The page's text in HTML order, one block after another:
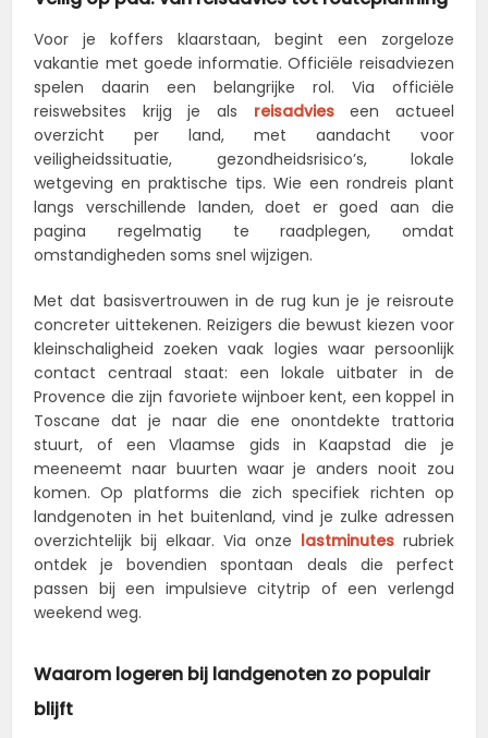
Voor je koffers klaarstaan, begint een zorgeloze
vakantie met goede informatie. Officiële reisadviezen
spelen daarin een belangrijke rol. Via officiële
reiswebsites krijg je als reisadvieseen actueel
overzicht per land, met aandacht voor
veiligheidssituatie, gezondheidsrisico’s, lokale
wetgeving en praktische tips. Wie een rondreis plant
langs verschillende landen, doet er goed aan die
pagina regelmatig te raadplegen, omdat
omstandigheden soms snel wijzigen.
Met dat basisvertrouwen in de rug kun je je reisroute
concreter uittekenen. Reizigers die bewust kiezen voor
kleinschaligheid zoeken vaak logies waar persoonlijk
contact centraal staat: een lokale uitbater in de
Provence die zijn favoriete wijnboer kent, een koppel in
Toscane dat je naar die ene onontdekte trattoria
stuurt, of een Vlaamse gids in Kaapstad die je
meeneemt naar buurten waar je anders nooit zou
komen. Op platforms die zich specifiek richten op
landgenoten in het buitenland, vind je zulke adressen
overzichtelijk bij elkaar. Via onze lastminutesrubriek
ontdek je bovendien spontaan deals die perfect
passen bij een impulsieve citytrip of een verlengd
weekend weg.
Waarom logeren bij landgenoten zo populair
blijft